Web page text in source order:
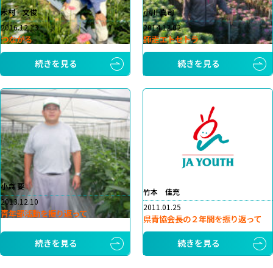
木村 文俊
2016.12.13
つながる
続きを見る
小川 真司
2014.12.02
師走エトセトラ
続きを見る
小森 要
2013.12.10
青年部活動を振り返って
続きを見る
竹本 佳充
2011.01.25
県青協会長の２年間を振り返って
続きを見る